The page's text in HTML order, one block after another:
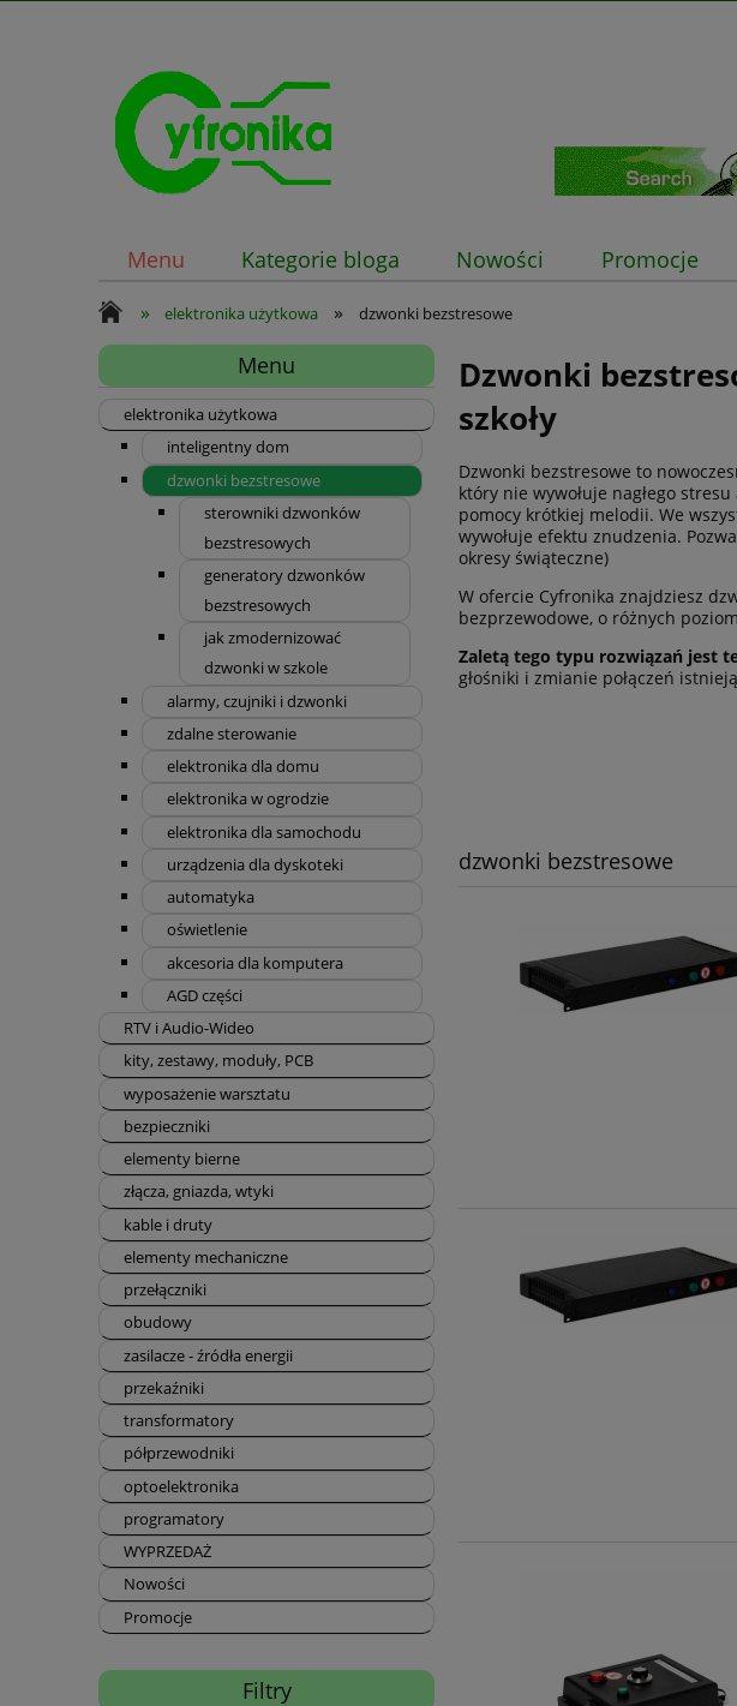
Menu Kategorie bloga Nowości Promocje
» elektronika użytkowa » dzwonki bezstresowe
Menu
elektronika użytkowa
inteligentny dom
dzwonki bezstresowe
sterowniki dzwonków
bezstresowych
generatory dzwonków
bezstresowych
jak zmodernizować
dzwonki w szkole
alarmy, czujniki i dzwonki
zdalne sterowanie
elektronika dla domu
elektronika w ogrodzie
elektronika dla samochodu
urządzenia dla dyskoteki
automatyka
oświetlenie
akcesoria dla komputera
AGD części
RTV i Audio-Wideo
kity, zestawy, moduły, PCB
wyposażenie warsztatu
bezpieczniki
elementy bierne
złącza, gniazda, wtyki
kable i druty
elementy mechaniczne
przełączniki
obudowy
zasilacze - źródła energii
przekaźniki
transformatory
półprzewodniki
optoelektronika
programatory
WYPRZEDAŻ
Nowości
Promocje
Filtry
Dzwonki
szkoły
Dzwonki bezstresowe to
który nie wywołuje nagłego
pomocy krótkiej melodii. We
wywołuje efektu znudzenia.
okresy świąteczne)
W ofercie Cyfronika znajdziesz
bezprzewodowe, o różnych
Zaletą tego typu rozwiązań jest
głośniki i zmianie połączeń
dzwonki bezstresowe